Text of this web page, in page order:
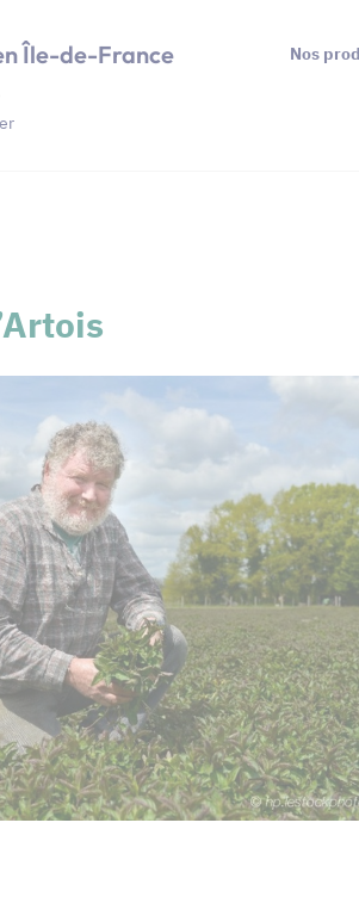
Île-de-France Nos